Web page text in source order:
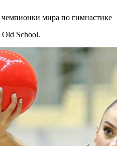
чемпионки мира по гимнастике
School.